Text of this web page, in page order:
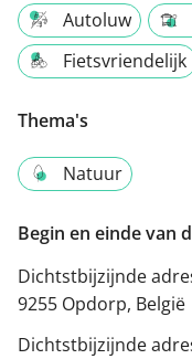
Autoluw
Fietsvriendelijk
Thema's
Natuur
Begin en einde van
Dichtstbijzijnde
9255 Opdorp, België
Dichtstbijzijnde